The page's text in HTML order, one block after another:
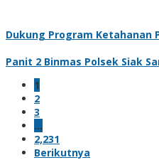
Dukung Program Ketahanan
Panit 2 Binmas Polsek Siak
1
2
3
…
2,231
Berikutnya